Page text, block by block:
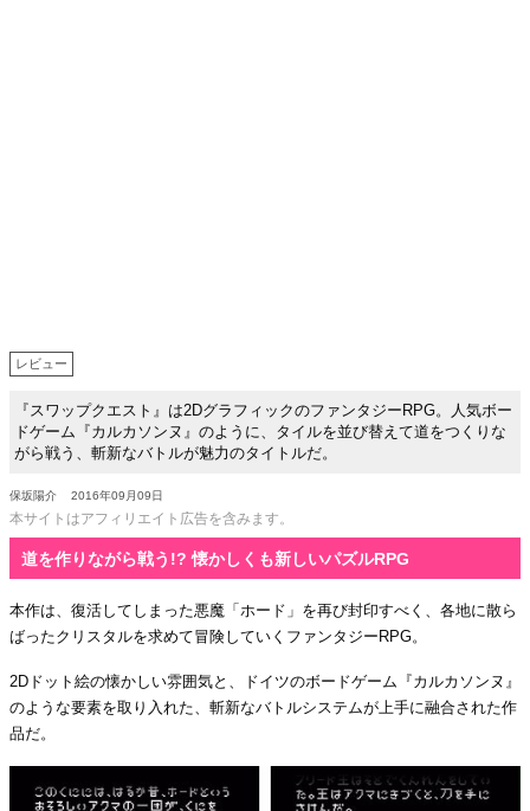
レビュー
『スワップクエスト』は2DグラフィックのファンタジーRPG。人気ボー
ドゲーム『カルカソンヌ』のように、タイルを並び替えて道をつくりな
がら戦う、斬新なバトルが魅力のタイトルだ。
保坂陽介 2016年09月09日
本サイトはアフィリエイト広告を含みます。
道を作りながら戦う!? 懐かしくも新しいパズルRPG
本作は、復活してしまった悪魔「ホード」を再び封印すべく、各地に散ら
ばったクリスタルを求めて冒険していくファンタジーRPG。
2Dドット絵の懐かしい雰囲気と、ドイツのボードゲーム『カルカソンヌ』
のような要素を取り入れた、斬新なバトルシステムが上手に融合された作
品だ。